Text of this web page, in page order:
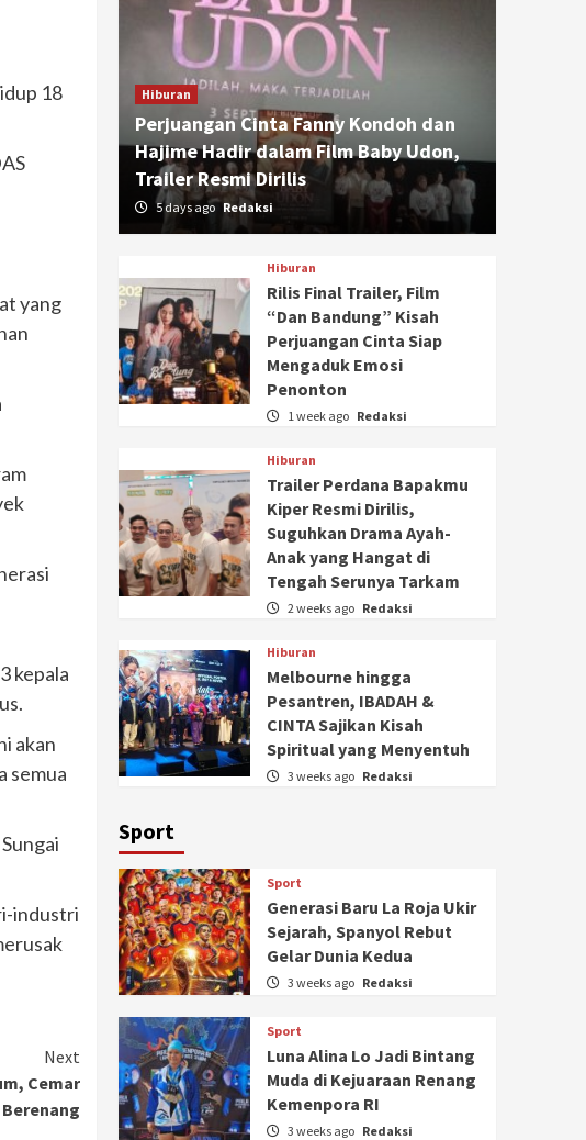
18
yang
kepala
akan
semua
industri
Next
Cemar
Hiburan
Perjuangan Cinta Fanny Kondoh dan
Hajime Hadir dalam Film Baby Udon,
Trailer Resmi Dirilis
5 days ago Redaksi
Hiburan
Rilis Final Trailer, Film
“Dan Bandung” Kisah
Perjuangan Cinta Siap
Mengaduk Emosi
Penonton
1 week ago Redaksi
Hiburan
Trailer Perdana Bapakmu
Kiper Resmi Dirilis,
Suguhkan Drama Ayah-
Anak yang Hangat di
Tengah Serunya Tarkam
2 weeks ago Redaksi
Hiburan
Melbourne hingga
Pesantren, IBADAH &
CINTA Sajikan Kisah
Spiritual yang Menyentuh
3 weeks ago Redaksi
Sport
Sport
Generasi Baru La Roja Ukir
Sejarah, Spanyol Rebut
Gelar Dunia Kedua
3 weeks ago Redaksi
Sport
Luna Alina Lo Jadi Bintang
Muda di Kejuaraan Renang
Kemenpora RI
3 weeks ago Redaksi